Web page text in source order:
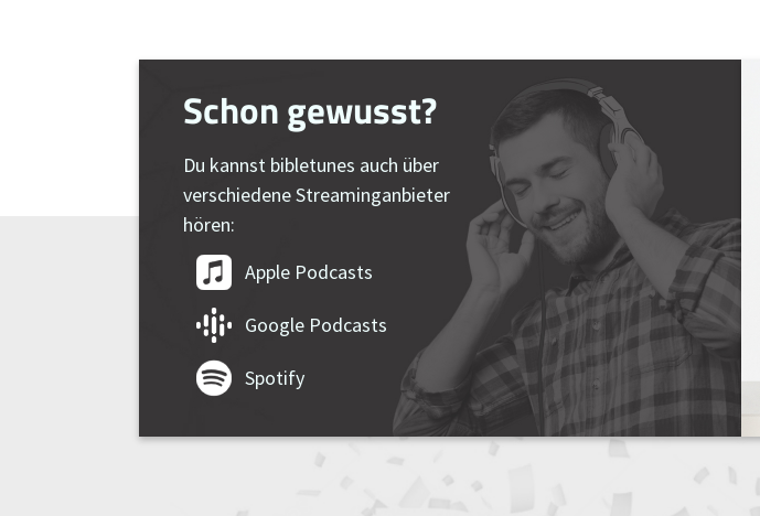
Schon gewusst?
Du kannst bibletunes auch über
verschiedene Streaminganbieter
hören:
Apple Podcasts
Google Podcasts
Spotify